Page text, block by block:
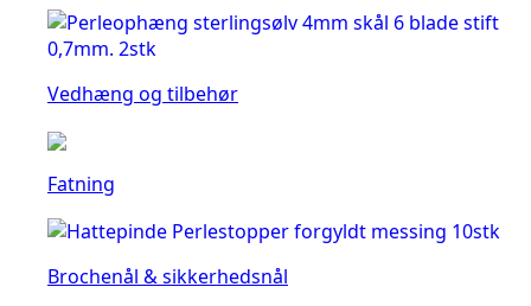
Vedhæng og tilbehør
Fatning
Brochenål & sikkerhedsnål